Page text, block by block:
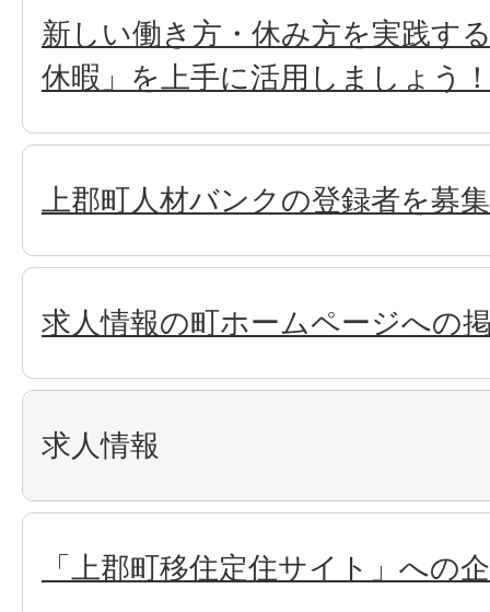
新しい働き方・休み方を実践す
休暇」を上手に活用しましょう
上郡町人材バンクの登録者を募
求人情報の町ホームページへの
求人情報
「上郡町移住定住サイト」への